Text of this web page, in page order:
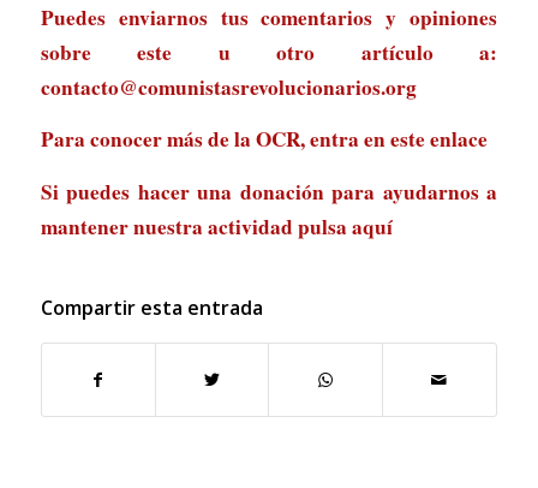
Puedes enviarnos tus comentarios y opiniones
sobre este u otro artículo a:
contacto@comunistasrevolucionarios.org
Para conocer más de la OCR, entra eneste enlace
Si puedes hacer una donación para ayudarnos a
mantener nuestra actividad pulsa aquí
Compartir esta entrada